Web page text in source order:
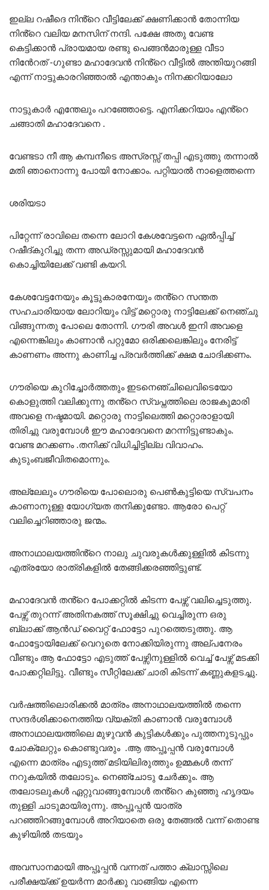
ഇല്ല റഷീദെ നിൻ്റെ വീട്ടിലേക്ക് ക്ഷണിക്കാൻ തോന്നിയ
നിൻ്റെ വലിയ മനസിന് നന്ദി. പക്ഷേ അതു വേണ്ട
കെട്ടിക്കാൻ പ്രായമായ രണ്ടു പെങ്ങൻമാരുള്ള വീടാ
നിൻേറത് -ഗുണ്ടാ മഹാദേവൻ നിൻ്റെ വീട്ടിൽ അന്തിയുറങ്ങി
എന്ന് നാട്ടുകാരറിഞ്ഞാൽ എന്താകും നിനക്കറിയാലോ
നാട്ടുകാർ എന്തേലും പറഞ്ഞോട്ടെ. എനിക്കറിയാം എൻ്റെ
ചങ്ങാതി മഹാദേവനെ .
വേണ്ടടാ നീ ആ കമ്പനീടെ അസ്രസ്സ് തപ്പി എടുത്തു തന്നാൽ
മതി ഞാനൊന്നു പോയി നോക്കാം. പറ്റിയാൽ നാളെത്തന്നെ
ശരിയടാ
പിറ്റേന്ന് രാവിലെ തന്നെ ലോറി കേശവേട്ടനെ ഏൽപ്പിച്ച്
റഷീദ്കുറിച്ചു തന്ന അഡ്രസ്സുമായി മഹാദേവൻ
കൊച്ചിയിലേക്ക് വണ്ടി കയറി.
കേശവേട്ടനേയും കൂട്ടുകാരനേയും തൻ്റെ സന്തത
സഹചാരിയായ ലോറിയും വിട്ട് മറ്റൊരു നാട്ടിലേക്ക് നെഞ്ചു
വിങ്ങുന്നതു പോലെ തോന്നി. ഗൗരി അവൾ ഇനി അവളെ
എന്നെങ്കിലും കാണാൻ പറ്റുമോ ഒരിക്കലെങ്കിലും നേരിട്ട്
കാണണം അന്നു കാണിച്ച പ്രവർത്തിക്ക് ക്ഷമ ചോദിക്കണം.
ഗൗരിയെ കുറിച്ചോർത്തതും ഇടനെഞ്ചിലെവിടെയോ
കൊളുത്തി വലിക്കുന്നു തൻ്റെ സ്വപ്നത്തിലെ രാജകുമാരി
അവളെ നഷ്ടമായി. മറ്റൊരു നാട്ടിലെത്തി മറ്റൊരാളായി
തിരിച്ചു വരുമ്പോൾ ഈ മഹാദേവനെ മറന്നിട്ടുണ്ടാകും.
വേണ്ട മറക്കണം .തനിക്ക് വിധിച്ചിട്ടില്ല വിവാഹം.
കുടുംബജീവിതമൊന്നും.
അല്ലേലും ഗൗരിയെ പോലൊരു പെൺകുട്ടിയെ സ്വപനം
കാണാനുള്ള യോഗ്യത തനിക്കുണ്ടോ. ആരോ പെറ്റ്
വലിച്ചെറിഞ്ഞാരു ജന്മം.
അനാഥാലയത്തിൻ്റെ നാലു ചുവരുകൾക്കുള്ളിൽ കിടന്നു
എത്രയോ രാത്രികളിൽ തേങ്ങിക്കരഞ്ഞിട്ടുണ്ട്.
മഹാദേവൻ തൻ്റെ പോക്കറ്റിൽ കിടന്ന പേഴ്സ് വലിച്ചെടുത്തു.
പേഴ്സ് തുറന്ന് അതിനകത്ത് സൂക്ഷിച്ചു വെച്ചിരുന്ന ഒരു
ബ്ലാക്ക് ആൻഡ് വൈറ്റ് ഫോട്ടോ പുറത്തെടുത്തു. ആ
ഫോട്ടോയിലേക്ക് വെറുതെ നോക്കിയിരുന്നു അല്പനേരം
വീണ്ടും ആ ഫോട്ടോ എടുത്ത് പേഴ്സിനുള്ളിൽ വെച്ച് പേഴ്സ് മടക്കി
പോക്കറ്റിലിട്ടു. വീണ്ടും സീറ്റിലേക്ക് ചാരി കിടന്ന് കണ്ണുകളടച്ചു.
വർഷത്തിലൊരിക്കൽ മാത്രം അനാഥാലയത്തിൽ തന്നെ
സന്ദർശിക്കാനെത്തിയ വ്യക്തി കാണാൻ വരുമ്പോൾ
അനാഥാലയത്തിലെ മുഴുവൻ കുട്ടികൾക്കും പുത്തനുടുപ്പും
ചോക്ലേറ്റും കൊണ്ടുവരും .ആ അപ്പൂപ്പൻ വരുമ്പോൾ
എന്നെ മാത്രം എടുത്ത് മടിയിലിരുത്തും ഉമ്മകൾ തന്ന്
നറുകയിൽ തലോടും. നെഞ്ചോടു ചേർക്കും. ആ
തലോടലുകൾ ഏറ്റുവാങ്ങുമ്പോൾ തൻ്റെ കുഞ്ഞു ഹൃദയം
തുള്ളി ചാടുമായിരുന്നു. അപ്പൂപ്പൻ യാത്ര
പറഞ്ഞിറങ്ങുമ്പോൾ അറിയാതെ ഒരു തേങ്ങൽ വന്ന് തൊണ്ട
കുഴിയിൽ തടയും
അവസാനമായി അപ്പൂപ്പൻ വന്നത് പത്താ ക്ലാസ്സിലെ
പരീക്ഷയ്ക്ക് ഉയർന്ന മാർക്കു വാങ്ങിയ എന്നെ